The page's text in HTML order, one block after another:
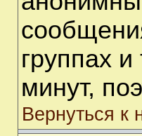
группах
минут,
Вернуться к